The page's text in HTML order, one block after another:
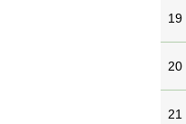
19
20
21